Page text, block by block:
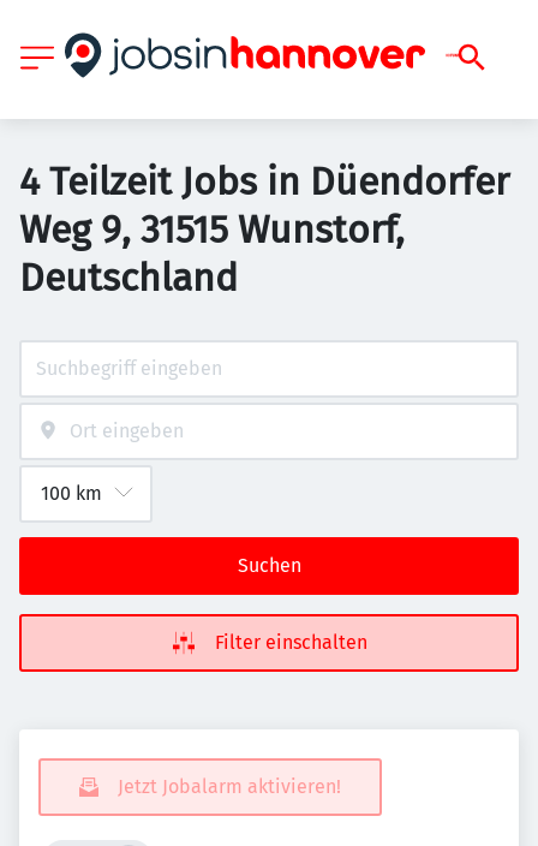
4 Teilzeit Jobs in Düendorfer
Weg 9, 31515 Wunstorf,
Deutschland
Suchen
Filter einschalten
Jetzt Jobalarm aktivieren!